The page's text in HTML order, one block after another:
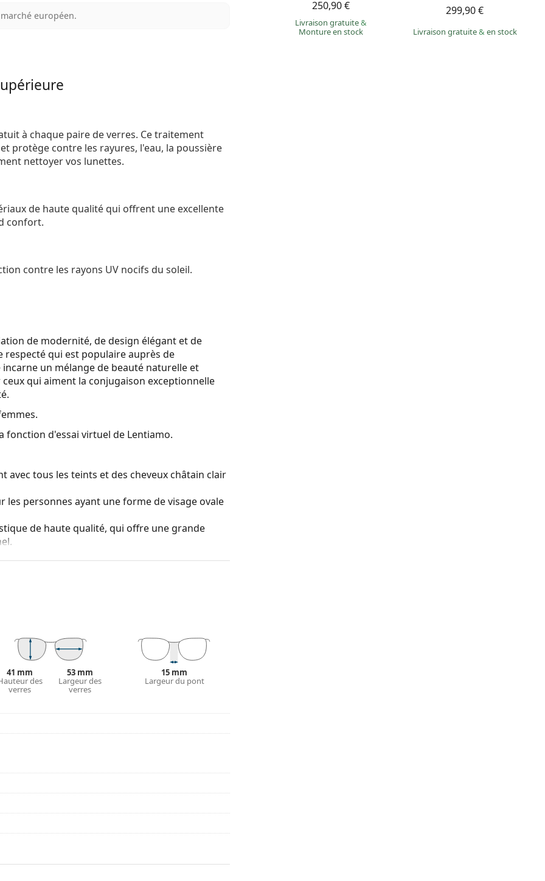
européen.
250,90 €
Livraison gratuite&
Monture en stock
299,90 €
Livraison gratuite& en stock
à chaque paire de verres. Ce traitement
protège contre les rayures, l'eau, la poussière
nettoyer vos lunettes.
de haute qualité qui offrent une excellente
confort.
contre les rayons UV nocifs du soleil.
de modernité, de design élégant et de
qui est populaire auprès de
un mélange de beauté naturelle et
qui aiment la conjugaison exceptionnelle
fonction d'essai virtuel de Lentiamo.
tous les teints et des cheveux châtain clair
personnes ayant une forme de visage ovale
de haute qualité, qui offre une grande
Elles rehausseront et compléteront
avantages est la robustesse, la durabilité, le
de plus grande puissance optique.
de l'étui et son design peuvent varier.
des lunettes. Certains modèles peuvent être
d'autres styles ou consultez notre
l'utilisation.
41 mm
des
verres
53 mm
Largeur des
verres
15 mm
Largeur du pont